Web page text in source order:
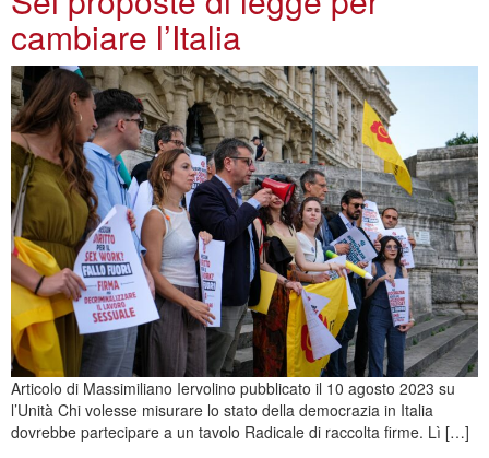
cambiare l’Italia
Articolo di Massimiliano Iervolino pubblicato il 10 agosto 2023 su
l’Unità Chi volesse misurare lo stato della democrazia in Italia
dovrebbe partecipare a un tavolo Radicale di raccolta firme. Lì […]